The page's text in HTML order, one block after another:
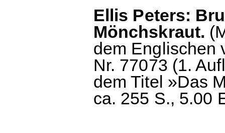
Ellis Peters:
Mönchskraut.
dem Englischen
Nr. 77073 (1.
dem Titel »Das
ca. 255 S., 5.00